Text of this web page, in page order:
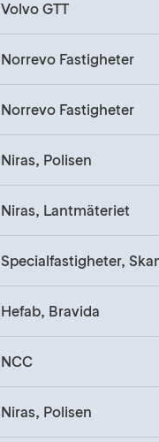
Volvo GTT
Norrevo Fastigheter
Norrevo Fastigheter
Niras, Polisen
Niras, Lantmäteriet
Hefab, Bravida
NCC
Niras, Polisen